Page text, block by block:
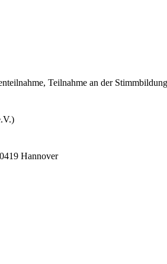
Teilnahme an der
Hannover